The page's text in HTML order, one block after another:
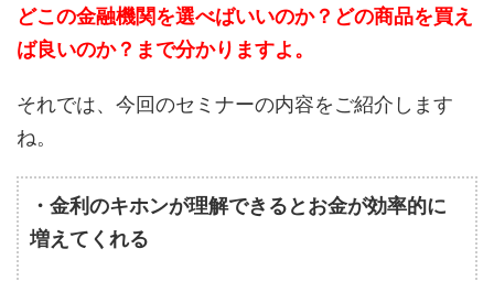
どこの金融機関を選べばいいのか？どの商品を買え
ば良いのか？まで分かりますよ。
それでは、今回のセミナーの内容をご紹介します
ね。
・金利のキホンが理解できるとお金が効率的に
増えてくれる